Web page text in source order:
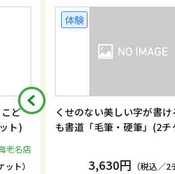
ど
ト)
老名店
ト）
体験
くせのない美しい字が書け
も書道「毛筆・硬筆」(2チ
3,630円 （税込／2